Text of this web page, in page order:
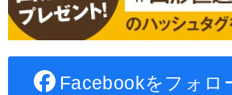
Facebookをフォロ